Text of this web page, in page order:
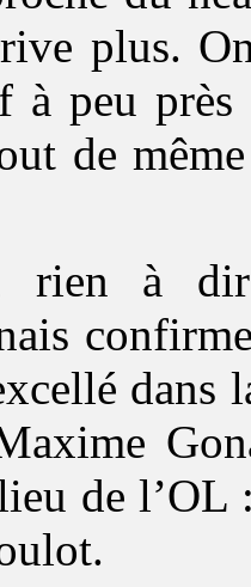
plus.
à peu
de
rien à
dans
de l’OL